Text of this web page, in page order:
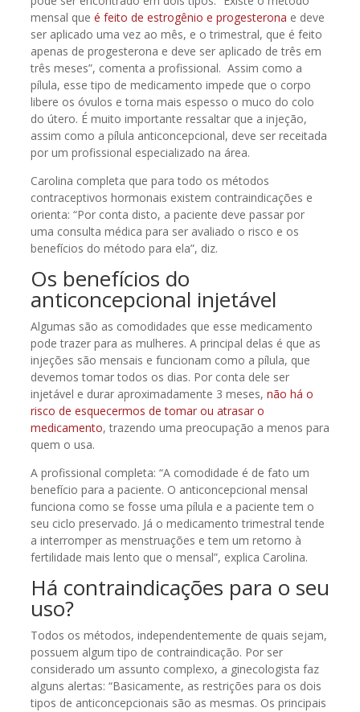
mensal que é feito de estrogênio e progesterona e deve
ser aplicado uma vez ao mês, e o trimestral, que é feito
apenas de progesterona e deve ser aplicado de três em
três meses”, comenta a profissional. Assim como a
pílula, esse tipo de medicamento impede que o corpo
libere os óvulos e torna mais espesso o muco do colo
do útero. É muito importante ressaltar que a injeção,
assim como a pílula anticoncepcional, deve ser receitada
por um profissional especializado na área.
Carolina completa que para todo os métodos
contraceptivos hormonais existem contraindicações e
orienta: “Por conta disto, a paciente deve passar por
uma consulta médica para ser avaliado o risco e os
benefícios do método para ela”, diz.
Os benefícios do
anticoncepcional injetável
Algumas são as comodidades que esse medicamento
pode trazer para as mulheres. A principal delas é que as
injeções são mensais e funcionam como a pílula, que
devemos tomar todos os dias. Por conta dele ser
injetável e durar aproximadamente 3 meses, não há o
risco de esquecermos de tomar ou atrasar o
medicamento, trazendo uma preocupação a menos para
quem o usa.
A profissional completa: “A comodidade é de fato um
benefício para a paciente. O anticoncepcional mensal
funciona como se fosse uma pílula e a paciente tem o
seu ciclo preservado. Já o medicamento trimestral tende
a interromper as menstruações e tem um retorno à
fertilidade mais lento que o mensal”, explica Carolina.
Há contraindicações para o seu
uso?
Todos os métodos, independentemente de quais sejam,
possuem algum tipo de contraindicação. Por ser
considerado um assunto complexo, a ginecologista faz
alguns alertas: “Basicamente, as restrições para os dois
tipos de anticoncepcionais são as mesmas. Os principais